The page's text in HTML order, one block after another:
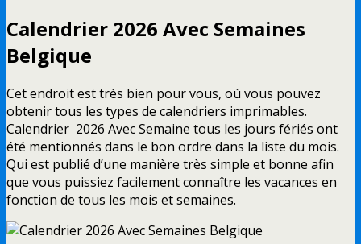
Calendrier 2026 Avec Semaines
Belgique
Cet endroit est très bien pour vous, où vous pouvez
obtenir tous les types de calendriers imprimables.
Calendrier 2026 Avec Semaine tous les jours fériés ont
été mentionnés dans le bon ordre dans la liste du mois.
Qui est publié d’une manière très simple et bonne afin
que vous puissiez facilement connaître les vacances en
fonction de tous les mois et semaines.